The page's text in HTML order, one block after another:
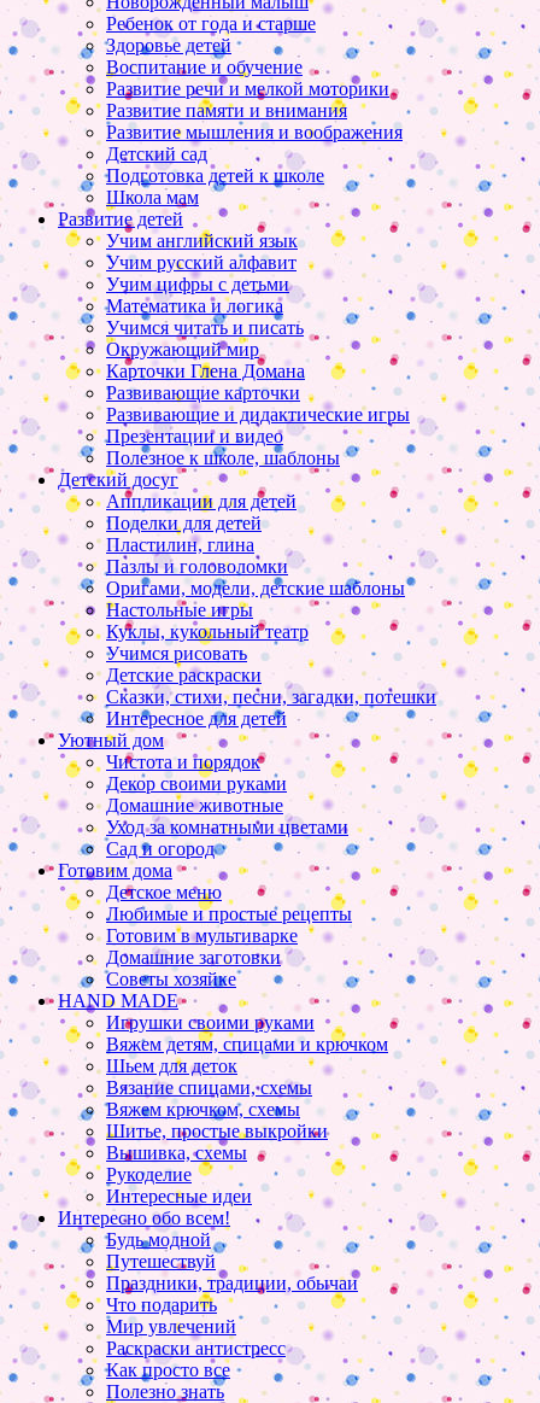
Ребенок от года и старше
Здоровье детей
Воспитание и обучение
Развитие речи и мелкой моторики
Развитие памяти и внимания
Развитие мышления и воображения
Детский сад
Подготовка детей к школе
Школа мам
Развитие детей
Учим английский язык
Учим русский алфавит
Учим цифры с детьми
Математика и логика
Учимся читать и писать
Окружающий мир
Карточки Глена Домана
Развивающие карточки
Развивающие и дидактические игры
Презентации и видео
Полезное к школе, шаблоны
Детский досуг
Аппликации для детей
Поделки для детей
Пластилин, глина
Пазлы и головоломки
Оригами, модели, детские шаблоны
Настольные игры
Куклы, кукольный театр
Учимся рисовать
Детские раскраски
Сказки, стихи, песни, загадки, потешки
Интересное для детей
Уютный дом
Чистота и порядок
Декор своими руками
Домашние животные
Уход за комнатными цветами
Сад и огород
Готовим дома
Детское меню
Любимые и простые рецепты
Готовим в мультиварке
Домашние заготовки
Советы хозяйке
HAND MADE
Игрушки своими руками
Вяжем детям, спицами и крючком
Шьем для деток
Вязание спицами, схемы
Вяжем крючком, схемы
Шитье, простые выкройки
Вышивка, схемы
Рукоделие
Интересные идеи
Интересно обо всем!
Будь модной
Путешествуй
Праздники, традиции, обычаи
Что подарить
Мир увлечений
Раскраски антистресс
Как просто все
Полезно знать